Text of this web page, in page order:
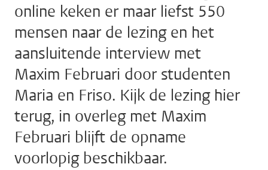
online keken er maar liefst 550
mensen naar de lezing en het
aansluitende interview met
Maxim Februari door studenten
Maria en Friso. Kijk de lezing hier
terug, in overleg met Maxim
Februari blijft de opname
voorlopig beschikbaar.